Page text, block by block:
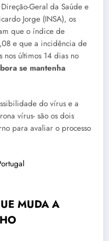
Geral da Saúde e
Jorge (INSA), os
que o índice de
e que a incidência de
nos últimos 14 dias no
se mantenha
do vírus e a
vírus- são os dois
para avaliar o processo
MUDA A